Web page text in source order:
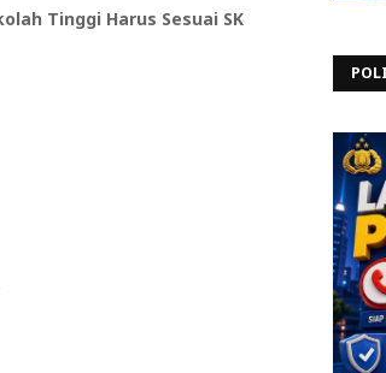
Tinggi Harus Sesuai SK